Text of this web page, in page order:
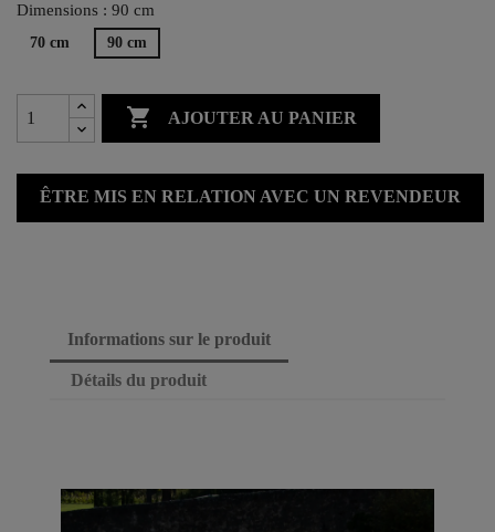
Dimensions : 90 cm
70 cm 90 cm
 AJOUTER AU PANIER
ÊTRE MIS EN RELATION AVEC UN REVENDEUR
Informations sur le produit
Détails du produit